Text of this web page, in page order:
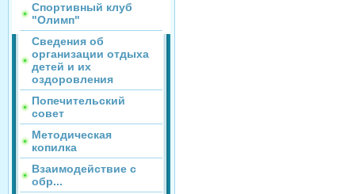
Спортивный клуб
"Олимп"
Сведения об
организации отдыха
детей и их
оздоровления
Попечительский
совет
Методическая
копилка
Взаимодействие с
обр...